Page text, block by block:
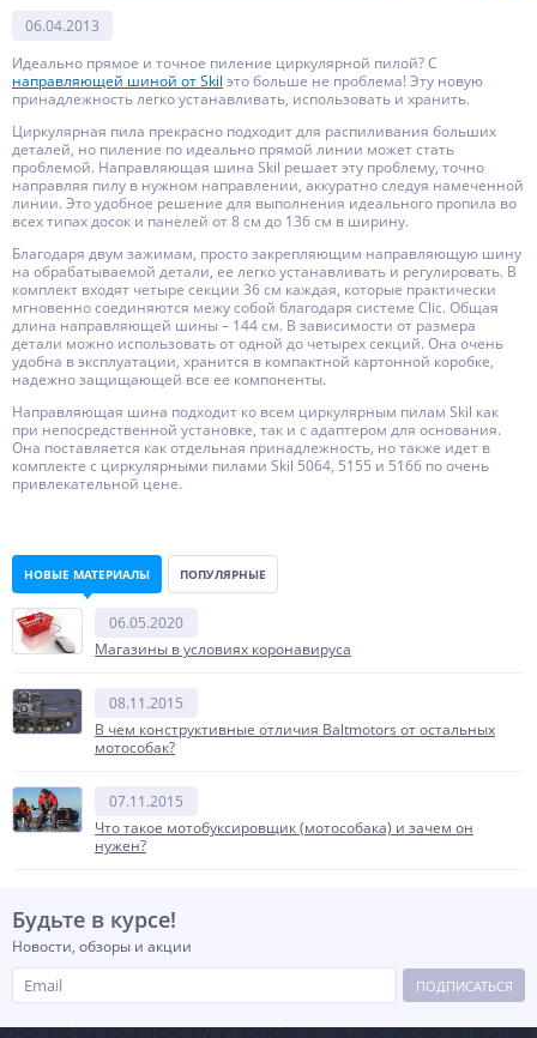
06.04.2013
Идеально прямое и точное пиление циркулярной пилой? С
направляющей шиной от Skil это больше не проблема! Эту новую
принадлежность легко устанавливать, использовать и хранить.
Циркулярная пила прекрасно подходит для распиливания больших
деталей, но пиление по идеально прямой линии может стать
проблемой. Направляющая шина Skil решает эту проблему, точно
направляя пилу в нужном направлении, аккуратно следуя намеченной
линии. Это удобное решение для выполнения идеального пропила во
всех типах досок и панелей от 8 см до 136 см в ширину.
Благодаря двум зажимам, просто закрепляющим направляющую шину
на обрабатываемой детали, ее легко устанавливать и регулировать. В
комплект входят четыре секции 36 см каждая, которые практически
мгновенно соединяются межу собой благодаря системе Clic. Общая
длина направляющей шины – 144 см. В зависимости от размера
детали можно использовать от одной до четырех секций. Она очень
удобна в эксплуатации, хранится в компактной картонной коробке,
надежно защищающей все ее компоненты.
Направляющая шина подходит ко всем циркулярным пилам Skil как
при непосредственной установке, так и с адаптером для основания.
Она поставляется как отдельная принадлежность, но также идет в
комплекте с циркулярными пилами Skil 5064, 5155 и 5166 по очень
привлекательной цене.
НОВЫЕ МАТЕРИАЛЫ ПОПУЛЯРНЫЕ
06.05.2020
Магазины в условиях коронавируса
08.11.2015
В чем конструктивные отличия Baltmotors от остальных
мотособак?
07.11.2015
Что такое мотобуксировщик (мотособака) и зачем он
нужен?
Будьте в курсе!
Новости, обзоры и акции
ПОДПИСАТЬСЯ